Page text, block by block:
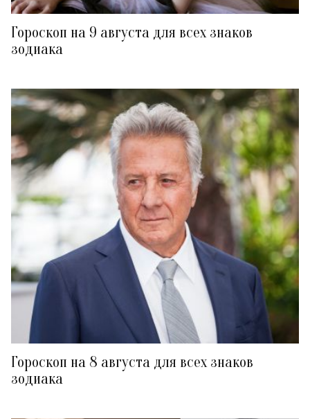
Гороскоп на 9 августа для всех знаков
зодиака
Гороскоп на 8 августа для всех знаков
зодиака